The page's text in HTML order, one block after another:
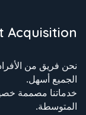
Acquisition
نحن فريق من
الجميع أسهل.
خدماتنا مصممة
المتوسطة.